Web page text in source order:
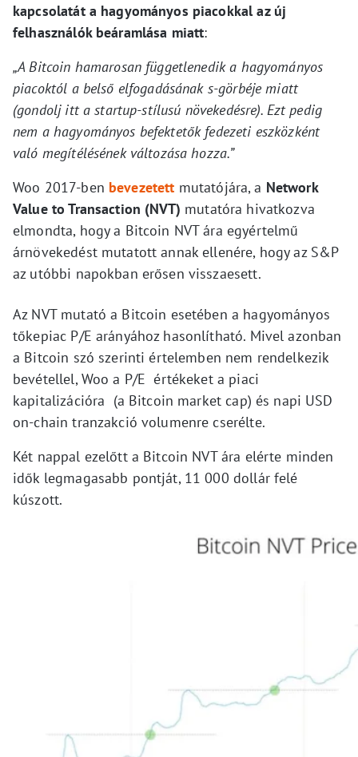
kapcsolatát a hagyományos piacokkal az új
felhasználók beáramlása miatt:
„A Bitcoin hamarosan függetlenedik a hagyományos
piacoktól a belső elfogadásának s-görbéje miatt
(gondolj itt a startup-stílusú növekedésre). Ezt pedig
nem a hagyományos befektetők fedezeti eszközként
való megítélésének változása hozza.”
Woo 2017-ben bevezetett mutatójára, a Network
Value to Transaction (NVT) mutatóra hivatkozva
elmondta, hogy a Bitcoin NVT ára egyértelmű
árnövekedést mutatott annak ellenére, hogy az S&P
az utóbbi napokban erősen visszaesett.
Az NVT mutató a Bitcoin esetében a hagyományos
tőkepiac P/E arányához hasonlítható. Mivel azonban
a Bitcoin szó szerinti értelemben nem rendelkezik
bevétellel, Woo a P/E értékeket a piaci
kapitalizációra (a Bitcoin market cap) és napi USD
on-chain tranzakció volumenre cserélte.
Két nappal ezelőtt a Bitcoin NVT ára elérte minden
idők legmagasabb pontját, 11 000 dollár felé
kúszott.